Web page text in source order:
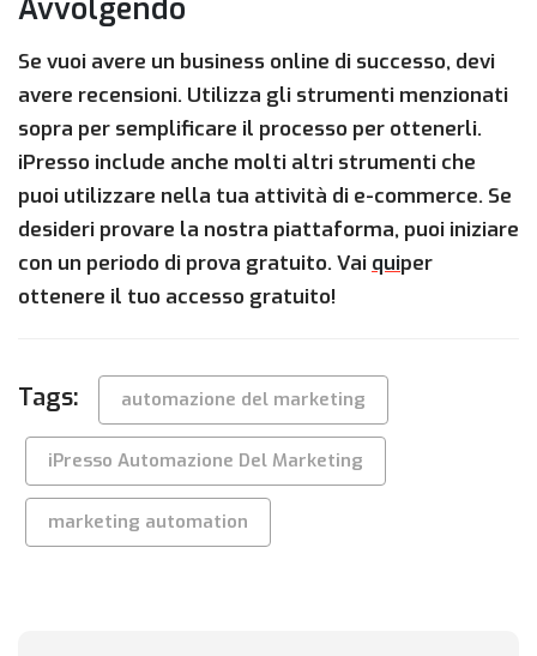
Avvolgendo
Se vuoi avere un business online di successo, devi
avere recensioni. Utilizza gli strumenti menzionati
sopra per semplificare il processo per ottenerli.
iPresso include anche molti altri strumenti che
puoi utilizzare nella tua attività di e-commerce. Se
desideri provare la nostra piattaforma, puoi iniziare
con un periodo di prova gratuito. Vai quiper
ottenere il tuo accesso gratuito!
Tags: automazione del marketing
iPresso Automazione Del Marketing
marketing automation